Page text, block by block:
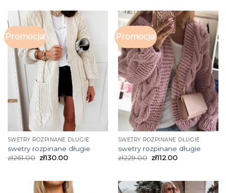
Promocja!
SWETRY ROZPINANE DŁUGIE
swetry rozpinane długie
zł261.00 zł130.00
Promocja!
SWETRY ROZPINANE DŁUGIE
swetry rozpinane długie
zł229.00 zł112.00